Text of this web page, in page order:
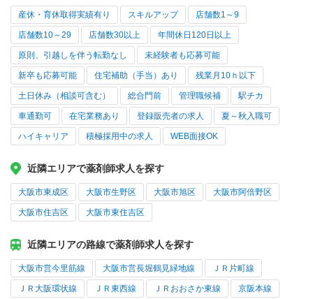
産休・育休取得実績有り スキルアップ 店舗数1～9
店舗数10～29 店舗数30以上 年間休日120日以上
原則、引越しを伴う転勤なし 未経験者も応募可能
新卒も応募可能 住宅補助（手当）あり 残業月10ｈ以下
土日休み（相談可含む） 総合門前 管理職候補 駅チカ
車通勤可 在宅業務あり 登録販売者の求人 夏～秋入職可
ハイキャリア 積極採用中の求人 WEB面接OK
近隣エリアで薬剤師求人を探す
大阪市東成区 大阪市生野区 大阪市旭区 大阪市阿倍野区
大阪市住吉区 大阪市東住吉区
近隣エリアの路線で薬剤師求人を探す
大阪市営今里筋線 大阪市営長堀鶴見緑地線 ＪＲ片町線
ＪＲ大阪環状線 ＪＲ東西線 ＪＲおおさか東線 京阪本線